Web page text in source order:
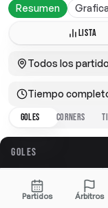
Resumen
LISTA
Todos los
Tiempo
GOLES
CORNERS
GOLES
GLOBAL
2.85
Partidos Árbitros